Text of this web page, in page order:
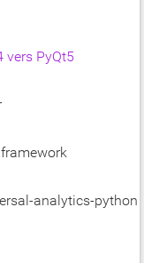
vers PyQt5
analytics-python